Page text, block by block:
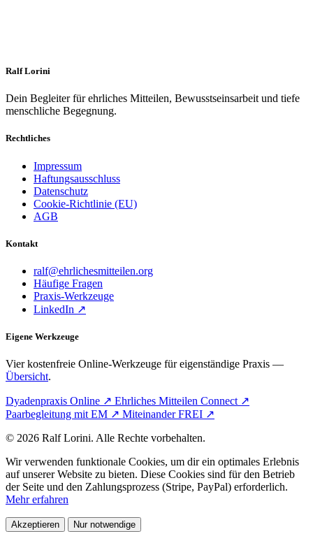
Ralf Lorini
Dein Begleiter für ehrliches Mitteilen, Bewusstseinsarbeit und tiefe
menschliche Begegnung.
Rechtliches
Impressum
Haftungsausschluss
Datenschutz
Cookie-Richtlinie (EU)
AGB
Kontakt
ralf@ehrlichesmitteilen.org
Häufige Fragen
Praxis-Werkzeuge
LinkedIn ↗
Eigene Werkzeuge
Vier kostenfreie Online-Werkzeuge für eigenständige Praxis —
Übersicht.
Dyadenpraxis Online ↗ Ehrliches Mitteilen Connect ↗
Paarbegleitung mit EM ↗ Miteinander FREI ↗
© 2026 Ralf Lorini. Alle Rechte vorbehalten.
Wir verwenden funktionale Cookies, um dir ein optimales Erlebnis
auf unserer Website zu bieten. Diese Cookies sind für den Betrieb
der Seite und den Zahlungsprozess (Stripe, PayPal) erforderlich.
Mehr erfahren
Akzeptieren Nur notwendige